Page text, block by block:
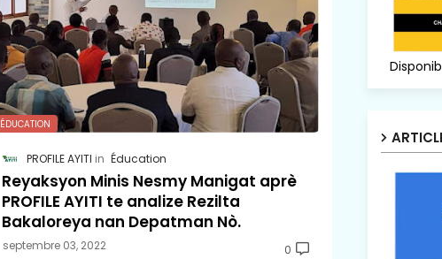
ÉDUCATION
PROFILE AYITI Éducation
Reyaksyon Minis Nesmy Manigat aprè
PROFILE AYITI te analize Rezilta
Bakaloreya nan Depatman Nò.
septembre 03, 2022 0